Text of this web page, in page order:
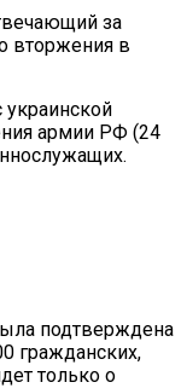
за
вторжения в
армии РФ (24
подтверждена
гражданских,
только о